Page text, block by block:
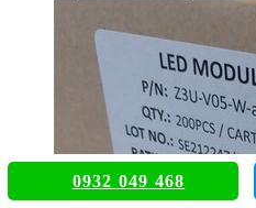
0932 049 468